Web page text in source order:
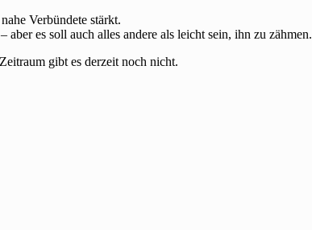
Verbündete stärkt.
es soll auch alles andere als leicht sein, ihn zu zähmen.
gibt es derzeit noch nicht.